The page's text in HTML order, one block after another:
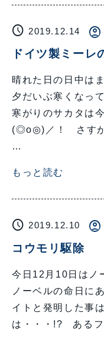
schedule 2019.12.14 account_circle
ドイツ製ミーレ
晴れた日の日中は
夕だいぶ寒くなっ
寒がりのサカタは
(◎o◎)／！ さすが
…
もっと読む
schedule 2019.12.10 account_circle
コウモリ駆除
今日12月10日はノ
ノーベルの命日に
イトと発明した事
は・・・!? ある